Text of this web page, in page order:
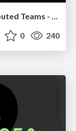
Agile Actions for Facilitating Distributed Teams - ADO2019
0 240